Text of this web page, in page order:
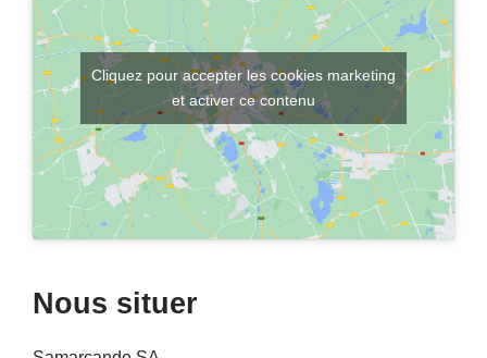
Cliquez pour accepter les cookies marketing
et activer ce contenu
Nous situer